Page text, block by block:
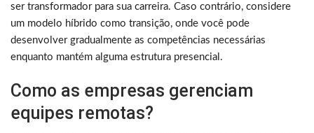
ser transformador para sua carreira. Caso contrário, considere
um modelo híbrido como transição, onde você pode
desenvolver gradualmente as competências necessárias
enquanto mantém alguma estrutura presencial.
Como as empresas gerenciam
equipes remotas?